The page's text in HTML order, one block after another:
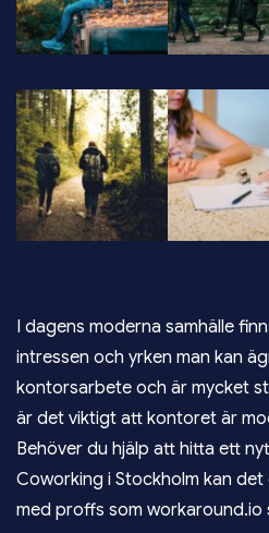
I dagens moderna samhälle
intressen och yrken man kan
kontorsarbete och är mycket
är det viktigt att kontoret är
Behöver du hjälp att hitta ett
Coworking i Stockholm kan det
med proffs som workaround.io